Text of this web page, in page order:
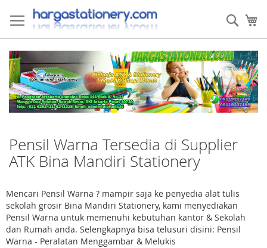
to
Content
Pensil Warna Tersedia di Supplier
ATK Bina Mandiri Stationery
Mencari Pensil Warna ? mampir saja ke penyedia alat tulis
sekolah grosir Bina Mandiri Stationery, kami menyediakan
Pensil Warna untuk memenuhi kebutuhan kantor & Sekolah
dan Rumah anda. Selengkapnya bisa telusuri disini: Pensil
Warna - Peralatan Menggambar & Melukis